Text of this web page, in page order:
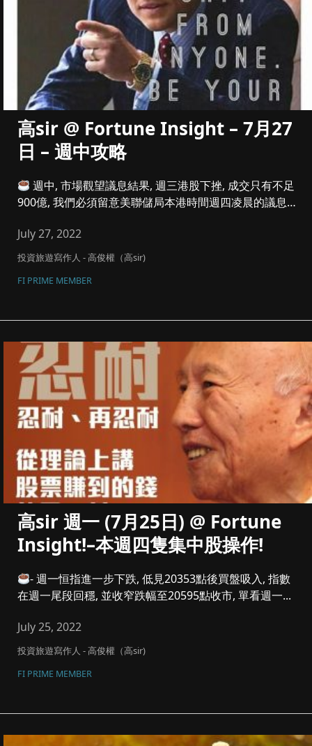
高sir @ Fortune Insight – 7月27
日 – 週中攻略
週中, 市場觀望議息結果, 週三港股下挫, 成交只有不足
900億, 我們必須留意美聯儲局本港時間週四凌晨的議息結
July 27, 2022
投資旅遊寫作人 - 高俊權（高sir)
FI PRIME MEMBER
高sir 週一 (7月25日) @ Fortune
Insight!–本週四隻集中股操作!
- 週一恒指進一步下跌, 低見20353點後買盤吸入, 指數
在週一尾段回穩, 並收窄跌幅至20595點收市, 單看週一...
July 25, 2022
投資旅遊寫作人 - 高俊權（高sir)
FI PRIME MEMBER